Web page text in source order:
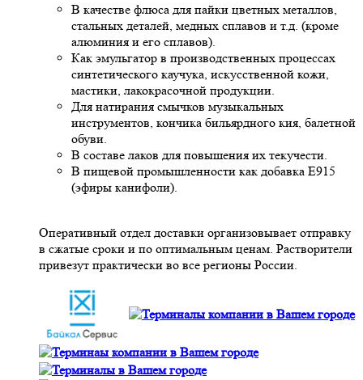
В качестве флюса для пайки цветных металлов,
стальных деталей, медных сплавов и т.д. (кроме
алюминия и его сплавов).
Как эмульгатор в производственных процессах
синтетического каучука, искусственной кожи,
мастики, лакокрасочной продукции.
Для натирания смычков музыкальных
инструментов, кончика бильярдного кия, балетной
обуви.
В составе лаков для повышения их текучести.
В пищевой промышленности как добавка Е915
(эфиры канифоли).
Оперативный отдел доставки организовывает отправку
в сжатые сроки и по оптимальным ценам. Растворители
привезут практически во все регионы России.